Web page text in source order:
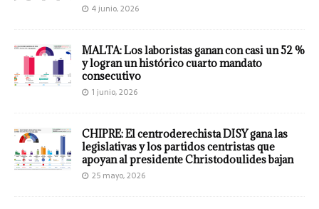
4 junio, 2026
MALTA: Los laboristas ganan con casi un 52 %
y logran un histórico cuarto mandato
consecutivo
1 junio, 2026
CHIPRE: El centroderechista DISY gana las
legislativas y los partidos centristas que
apoyan al presidente Christodoulides bajan
25 mayo, 2026